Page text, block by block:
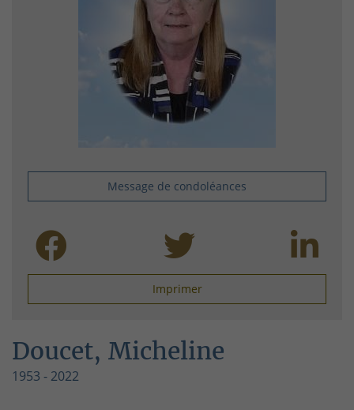
Message de condoléances
Imprimer
Doucet, Micheline
1953 - 2022